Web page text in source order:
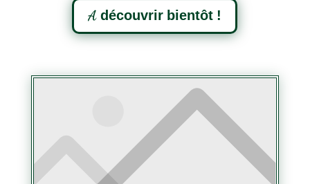
A découvrir bientôt !